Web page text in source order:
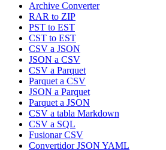
Archive Converter
RAR to ZIP
PST to EST
CST to EST
CSV a JSON
JSON a CSV
CSV a Parquet
Parquet a CSV
JSON a Parquet
Parquet a JSON
CSV a tabla Markdown
CSV a SQL
Fusionar CSV
Convertidor JSON YAML